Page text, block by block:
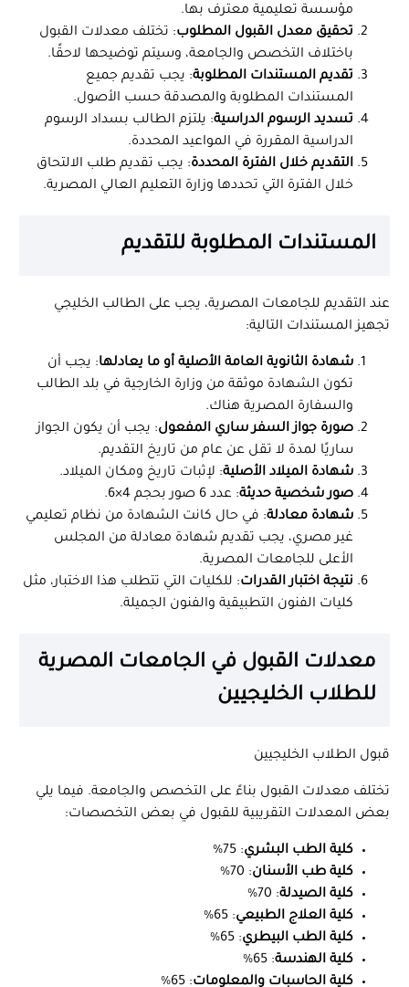
مؤسسة تعليمية معترف بها.
تحقيق معدل القبول المطلوب: تختلف معدلات القبول
باختلاف التخصص والجامعة، وسيتم توضيحها لاحقًا.
تقديم المستندات المطلوبة: يجب تقديم جميع
المستندات المطلوبة والمصدقة حسب الأصول.
تسديد الرسوم الدراسية: يلتزم الطالب بسداد الرسوم
الدراسية المقررة في المواعيد المحددة.
التقديم خلال الفترة المحددة: يجب تقديم طلب الالتحاق
خلال الفترة التي تحددها وزارة التعليم العالي المصرية.
المستندات المطلوبة للتقديم
عند التقديم للجامعات المصرية، يجب على الطالب الخليجي
تجهيز المستندات التالية:
شهادة الثانوية العامة الأصلية أو ما يعادلها: يجب أن
تكون الشهادة موثقة من وزارة الخارجية في بلد الطالب
والسفارة المصرية هناك.
صورة جواز السفر ساري المفعول: يجب أن يكون الجواز
ساريًا لمدة لا تقل عن عام من تاريخ التقديم.
شهادة الميلاد الأصلية: لإثبات تاريخ ومكان الميلاد.
صور شخصية حديثة: عدد 6 صور بحجم 4×6.
شهادة معادلة: في حال كانت الشهادة من نظام تعليمي
غير مصري، يجب تقديم شهادة معادلة من المجلس
الأعلى للجامعات المصرية.
نتيجة اختبار القدرات: للكليات التي تتطلب هذا الاختبار، مثل
كليات الفنون التطبيقية والفنون الجميلة.
معدلات القبول في الجامعات المصرية
للطلاب الخليجيين
قبول الطلاب الخليجيين
تختلف معدلات القبول بناءً على التخصص والجامعة. فيما يلي
بعض المعدلات التقريبية للقبول في بعض التخصصات:
كلية الطب البشري: 75%
كلية طب الأسنان: 70%
كلية الصيدلة: 70%
كلية العلاج الطبيعي: 65%
كلية الطب البيطري: 65%
كلية الهندسة: 65%
كلية الحاسبات والمعلومات: 65%